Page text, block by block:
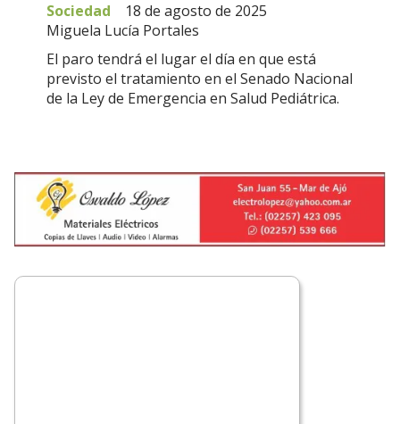
Miguela Lucía Portales
Sociedad 18 de agosto de 2025
El paro tendrá el lugar el día en que está
previsto el tratamiento en el Senado Nacional
de la Ley de Emergencia en Salud Pediátrica.